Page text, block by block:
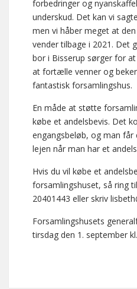
forbedringer og
underskud. Det kan vi
men vi håber meget at
vender tilbage i 2021. Det
bor i Bisserup sørger for
at fortælle venner og
fantastisk forsamlingshus.
En måde at støtte
købe et andelsbevis. Det
engangsbeløb, og man
lejen når man har et
Hvis du vil købe et
forsamlingshuset, så ring
20401443 eller skriv
Forsamlingshusets
tirsdag den 1. september